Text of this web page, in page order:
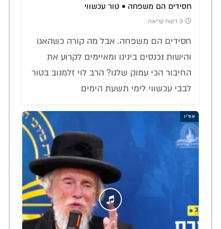
חסידים הם משפחה • טור עכשווי
3 דקות קריאה
חסידים הם משפחה. אבל מה קורה כשהאגו
והישות נכנסים בינינו ומאיימים לקרוע את
החיבור הכי עמוק שלנו? הרב לוי זלמנוב בטור
לבבי עכשווי לימי תשעת הימים
אודיו